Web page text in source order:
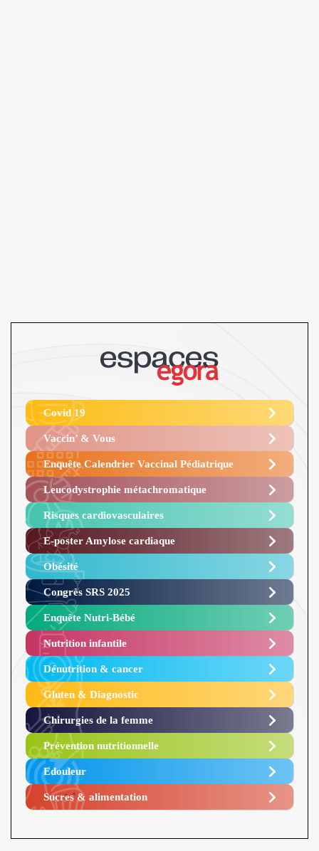
Covid 19
Vaccin’ & Vous
Enquête Calendrier Vaccinal Pédiatrique
Leucodystrophie métachromatique
Risques cardiovasculaires
E-poster Amylose cardiaque ​
Obésité ​
Congrès SRS 2025 ​
Enquête Nutri-Bébé ​
Nutrition infantile
Dénutrition & cancer
Gluten & Diagnostic
Chirurgies de la femme
Prévention nutritionnelle
Edouleur​
Sucres & alimentation​